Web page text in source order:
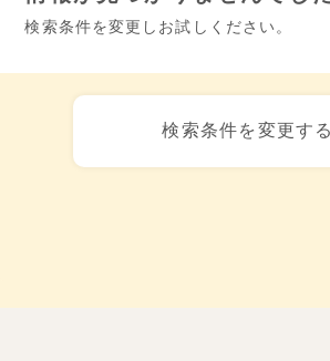
検索条件を変更しお試しください。
検索条件を変更する